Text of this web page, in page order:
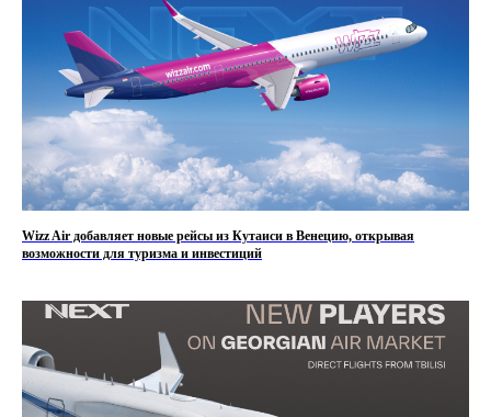
Wizz Air добавляет новые рейсы из Кутаиси в Венецию, открывая
возможности для туризма и инвестиций